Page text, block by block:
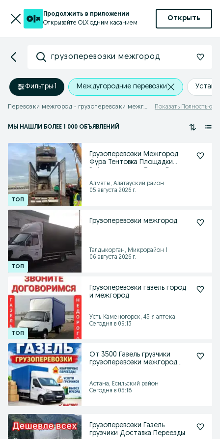
Продолжить в приложении
Открывайте OLX одним касанием
Открыть
грузоперевозки межгород
Фильтры·1 Междугородние перевозки
Перевозки межгород - грузоперевозки межгород Показать Полностью
МЫ НАШЛИ БОЛЕЕ 1 000 ОБЪЯВЛЕНИЙ
Грузоперевозки Межгород
Фура Тентовка Площадки
Алматы, Алатауский район
05 августа 2026 г.
Грузоперевозки межгород
Талдыкорган, Микрорайон 1
06 августа 2026 г.
Грузоперевозки газель город
и межгород
Усть-Каменогорск, 45-я аптека
Сегодня в 09:13
От 3500 Газель грузчики
грузоперевозки межгород
Астана, Есильский район
Сегодня в 05:18
Грузоперевозки Газель
грузчики Доставка Переезды